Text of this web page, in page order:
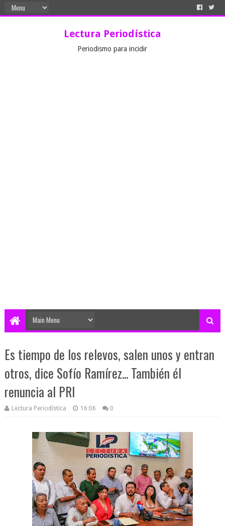
Lectura Periodística
Periodismo para incidir
Es tiempo de los relevos, salen unos y entran
otros, dice Sofío Ramírez... También él
renuncia al PRI
Lectura Periodística 16:06 0